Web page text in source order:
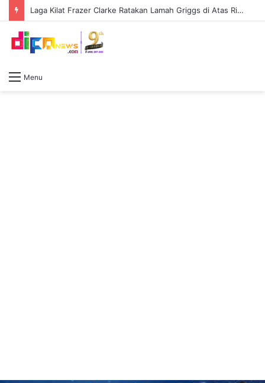
Laga Kilat Frazer Clarke Ratakan Lamah Griggs di Atas Ring First Direct Arena
Menu